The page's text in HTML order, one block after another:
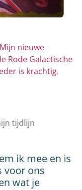
Mijn nieuwe
Rode Galactische
is krachtig.
tijdlijn
ik mee en is
voor ons
wat je